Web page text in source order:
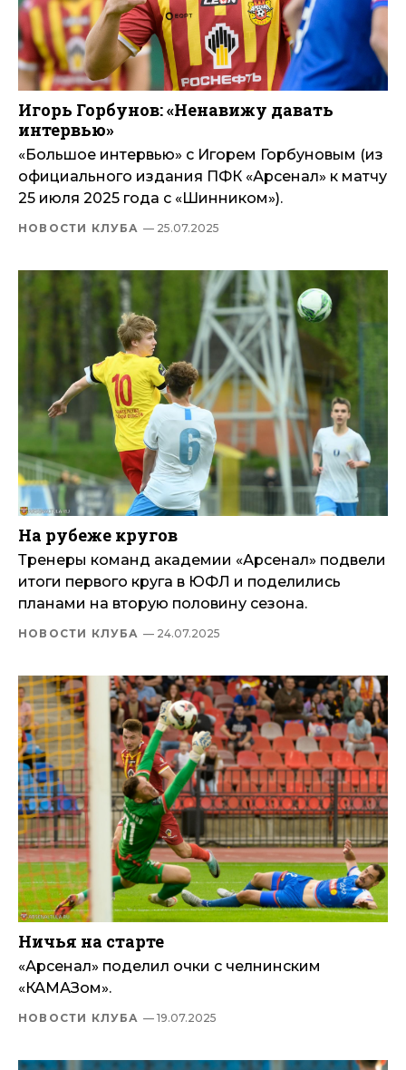
Игорь Горбунов: «Ненавижу давать
интервью»
«Большое интервью» с Игорем Горбуновым (из
официального издания ПФК «Арсенал» к матчу
25 июля 2025 года с «Шинником»).
НОВОСТИ КЛУБА — 25.07.2025
На рубеже кругов
Тренеры команд академии «Арсенал» подвели
итоги первого круга в ЮФЛ и поделились
планами на вторую половину сезона.
НОВОСТИ КЛУБА — 24.07.2025
Ничья на старте
«Арсенал» поделил очки с челнинским
«КАМАЗом».
НОВОСТИ КЛУБА — 19.07.2025